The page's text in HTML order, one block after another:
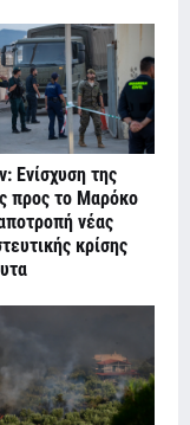
Ενίσχυση της
προς το Μαρόκο
νέας
κρίσης